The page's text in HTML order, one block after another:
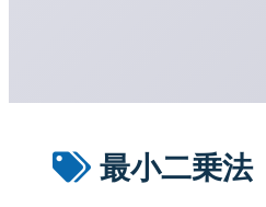
最小二乗法